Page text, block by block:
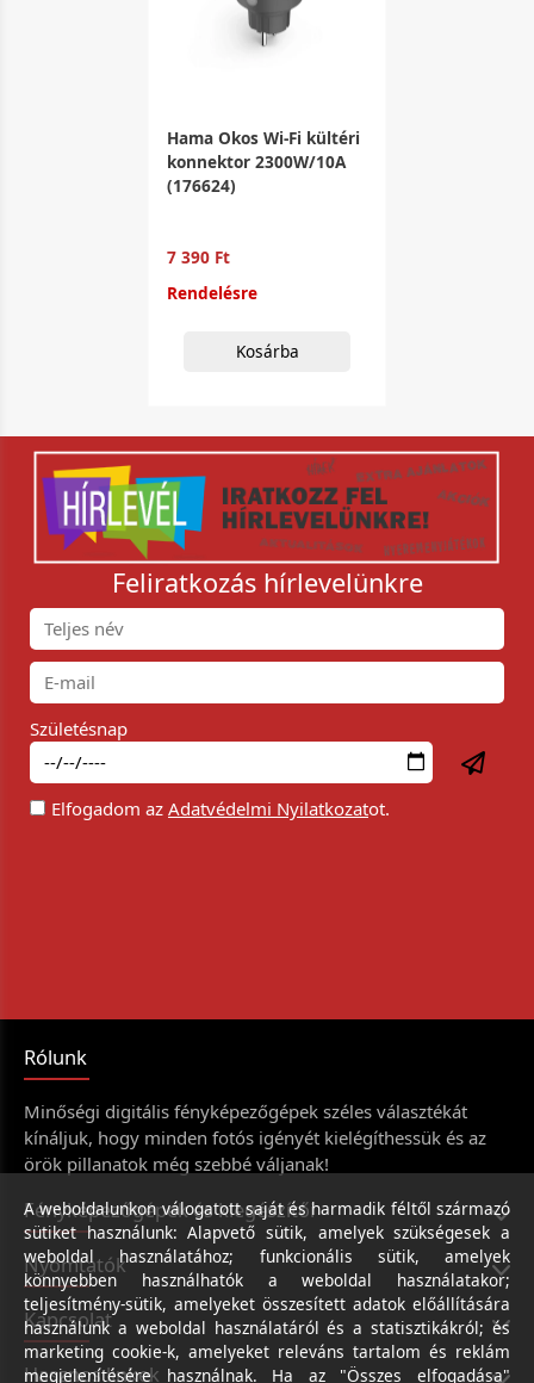
Hama Okos Wi-Fi kültéri
konnektor 2300W/10A
(176624)
7 390 Ft
Rendelésre
Kosárba
Feliratkozás hírlevelünkre
Születésnap
Elfogadom az Adatvédelmi Nyilatkozatot.
Rólunk
Minőségi digitális fényképezőgépek széles választékát
kínáljuk, hogy minden fotós igényét kielégíthessük és az
örök pillanatok még szebbé váljanak!
Fényképezőgépek és kiegészítői
Nyomtatók
Kapcsolat
Hasznos linkek
A weboldalunkon válogatott saját és harmadik féltől származó
sütiket használunk: Alapvető sütik, amelyek szükségesek a
weboldal használatához; funkcionális sütik, amelyek
könnyebben használhatók a weboldal használatakor;
teljesítmény-sütik, amelyeket összesített adatok előállítására
használunk a weboldal használatáról és a statisztikákról; és
marketing cookie-k, amelyeket releváns tartalom és reklám
megjelenítésére használnak. Ha az "Összes elfogadása"